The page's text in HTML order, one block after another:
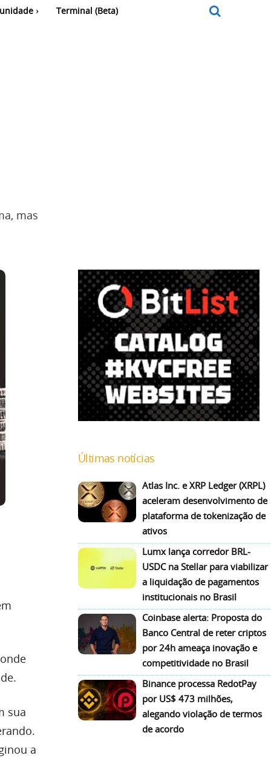
Terminal (Beta)
mas
sua
a
Últimas notícias
Atlas Inc. e XRP Ledger (XRPL)
aceleram desenvolvimento de
plataforma de tokenização de
ativos
Lumx lança corredor BRL-
USDC na Stellar para viabilizar
a liquidação de pagamentos
institucionais no Brasil
Coinbase alerta: Proposta do
Banco Central de reter criptos
por 24h ameaça inovação e
competitividade no Brasil
Binance processa RedotPay
por US$ 473 milhões,
alegando violação de termos
de acordo